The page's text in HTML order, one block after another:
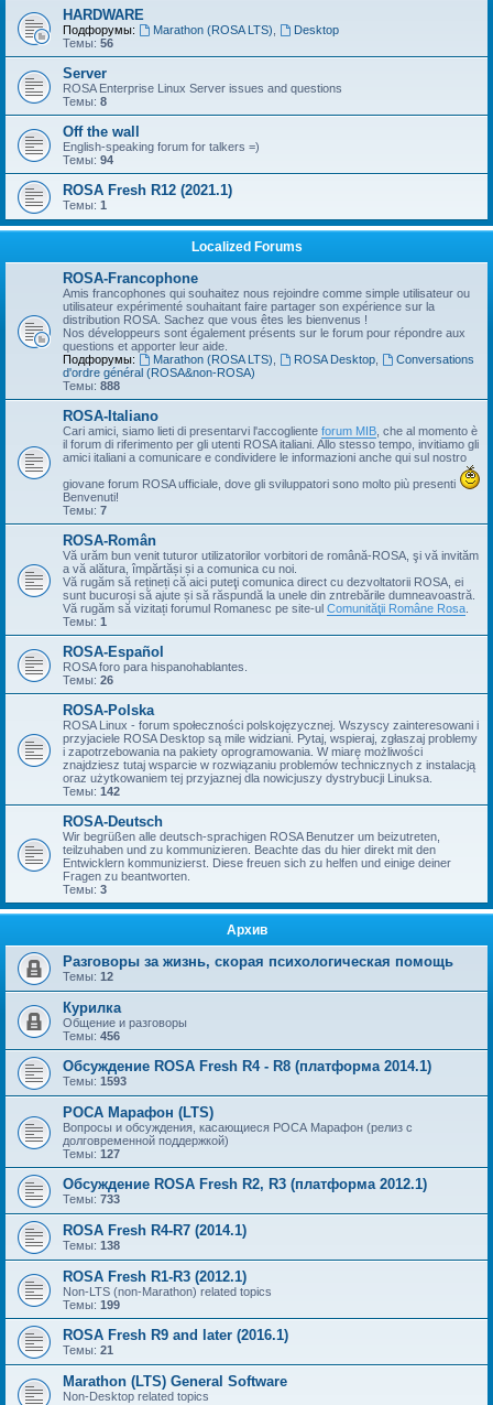
HARDWARE
Подфорумы: Marathon (ROSA LTS)
Desktop
Темы: 56
Server
ROSA Enterprise Linux Server issues and questions
Темы: 8
Off the wall
English-speaking forum for talkers =)
Темы: 94
ROSA Fresh R12 (2021.1)
Темы: 1
Localized Forums
ROSA-Francophone
Amis francophones qui souhaitez nous rejoindre comme simple utilisateur ou
utilisateur expérimenté souhaitant faire partager son expérience sur la
distribution ROSA. Sachez que vous êtes les bienvenus !
Nos développeurs sont également présents sur le forum pour répondre aux
questions et apporter leur aide.
Подфорумы:
Marathon (ROSA LTS) ROSA Desktop,
Conversations
d'ordre général (ROSA&non-ROSA)
Темы: 888
ROSA-Italiano
Cari amici, siamo lieti di presentarvi l'accogliente forum MIB , che al momento è
il forum di riferimento per gli utenti ROSA italiani. Allo stesso tempo, invitiamo gli
amici italiani a comunicare e condividere le informazioni anche qui sul nostro
giovane forum ROSA ufficiale, dove gli sviluppatori sono molto più presenti
Benvenuti!
Темы: 7
ROSA-Român
Vă urăm bun venit tuturor utilizatorilor vorbitori de română-ROSA, şi vă invităm
a vă alătura, împărtăși și a comunica cu noi.
Vă rugăm să rețineți că aici puteţi comunica direct cu dezvoltatorii ROSA, ei
sunt bucuroși să ajute și să răspundă la unele din zntrebările dumneavoastră.
Vă rugăm să vizitați forumul Romanesc pe site-ul Comunităţii Române Rosa
Темы: 1
ROSA-Español
ROSA foro para hispanohablantes.
Темы: 26
ROSA-Polska
ROSA Linux - forum społeczności polskojęzycznej. Wszyscy zainteresowani i
przyjaciele ROSA Desktop są mile widziani. Pytaj, wspieraj, zgłaszaj problemy
i zapotrzebowania na pakiety oprogramowania. W miarę możliwości
znajdziesz tutaj wsparcie w rozwiązaniu problemów technicznych z instalacją
oraz użytkowaniem tej przyjaznej dla nowicjuszy dystrybucji Linuksa.
Темы: 142
ROSA-Deutsch
Wir begrüßen alle deutsch-sprachigen ROSA Benutzer um beizutreten,
teilzuhaben und zu kommunizieren. Beachte das du hier direkt mit den
Entwicklern kommunizierst. Diese freuen sich zu helfen und einige deiner
Fragen zu beantworten.
Темы: 3
Архив
Разговоры за жизнь, скорая психологическая помощь
Темы: 12
Курилка
Общение и разговоры
Темы: 456
Обсуждение ROSA Fresh R4 - R8 (платформа 2014.1)
Темы: 1593
РОСА Марафон (LTS)
Вопросы и обсуждения, касающиеся РОСА Марафон (релиз с
долговременной поддержкой)
Темы: 127
Обсуждение ROSA Fresh R2, R3 (платформа 2012.1)
Темы: 733
ROSA Fresh R4-R7 (2014.1)
Темы: 138
ROSA Fresh R1-R3 (2012.1)
Non-LTS (non-Marathon) related topics
Темы: 199
ROSA Fresh R9 and later (2016.1)
Темы: 21
Marathon (LTS) General Software
Non-Desktop related topics